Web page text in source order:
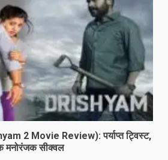
2 Movie Review): पर्याप्त ट्विस्ट,
मनोरंजक सीक्वल